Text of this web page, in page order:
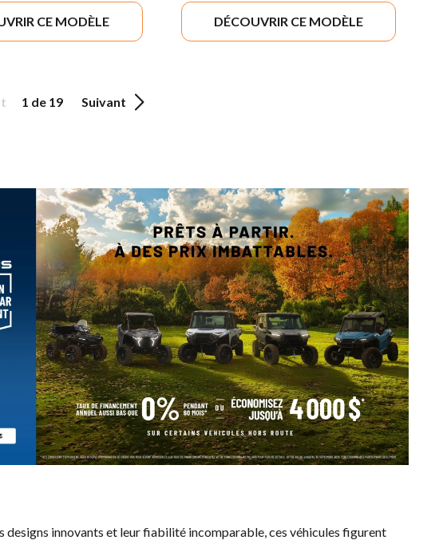
CE MODÈLE DÉCOUVRIR CE MODÈLE
1 de 19 Suivant
designs innovants et leur fiabilité incomparable, ces véhicules figurent